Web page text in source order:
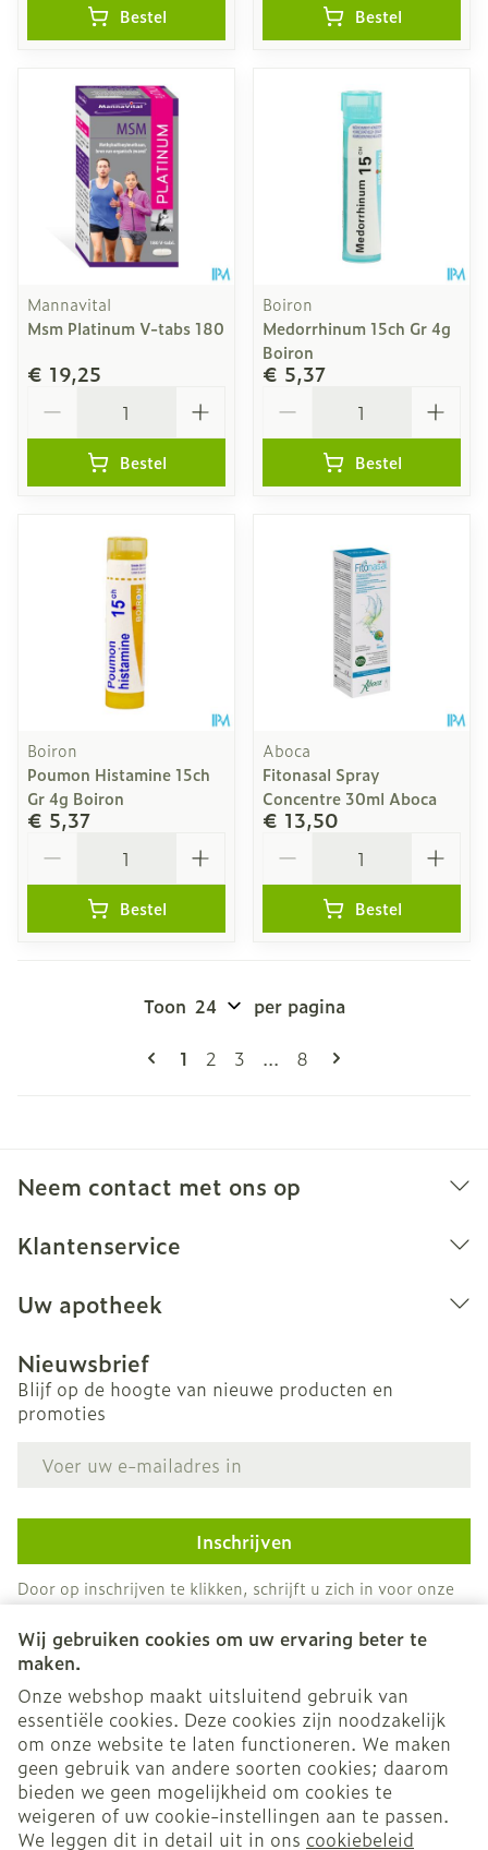
Wij gebruiken cookies om uw ervaring beter te
maken.
Onze webshop maakt uitsluitend gebruik van
essentiële cookies. Deze cookies zijn noodzakelijk
om onze website te laten functioneren. We maken
geen gebruik van andere soorten cookies; daarom
bieden we geen mogelijkheid om cookies te
weigeren of uw cookie-instellingen aan te passen.
We leggen dit in detail uit in ons cookiebeleid
Bestel Bestel
Mannavital
Msm Platinum V-tabs 180
€ 19,25
Bestel
Boiron
Medorrhinum 15ch Gr 4g
Boiron
€ 5,37
Bestel
Boiron
Poumon Histamine 15ch
Gr 4g Boiron
€ 5,37
Bestel
Aboca
Fitonasal Spray
Concentre 30ml Aboca
€ 13,50
Bestel
Pagina's
U lees momenteel pagina
1 Pagina
2 Pagina
3 ... Pagina
8
Toon per pagina
Neem contact met ons op
Klantenservice
Uw apotheek
Nieuwsbrief
Blijf op de hoogte van nieuwe producten en
promoties
Inschrijven
Door op inschrijven te klikken, schrijft u zich in voor onze
nieuwsbrief en gaat u akkoord met onzeprivacy policy.
Juridische links